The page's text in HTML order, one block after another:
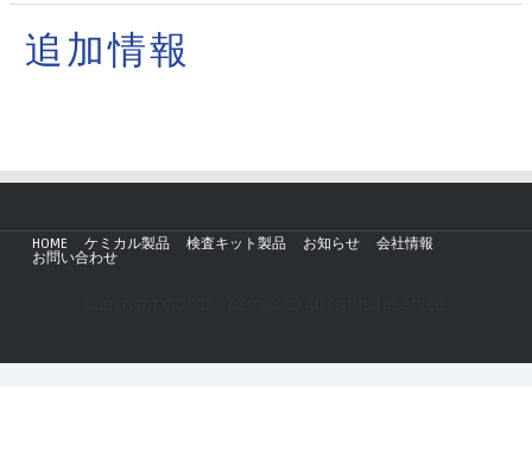
追加情報
HOME ケミカル製品 検査キット製品 お知らせ
会社情報
お問い合わせ